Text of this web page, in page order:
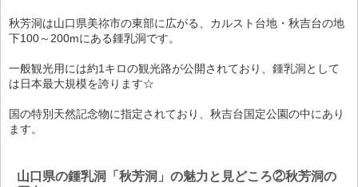
秋芳洞は山口県美祢市の東部に広がる、カルスト台地・秋吉台の地
下100～200mにある鍾乳洞です。
一般観光用には約1キロの観光路が公開されており、鍾乳洞として
は日本最大規模を誇ります☆
国の特別天然記念物に指定されており、秋吉台国定公園の中にあり
ます。
山口県の鍾乳洞「秋芳洞」の魅力と見どころ②秋芳洞の